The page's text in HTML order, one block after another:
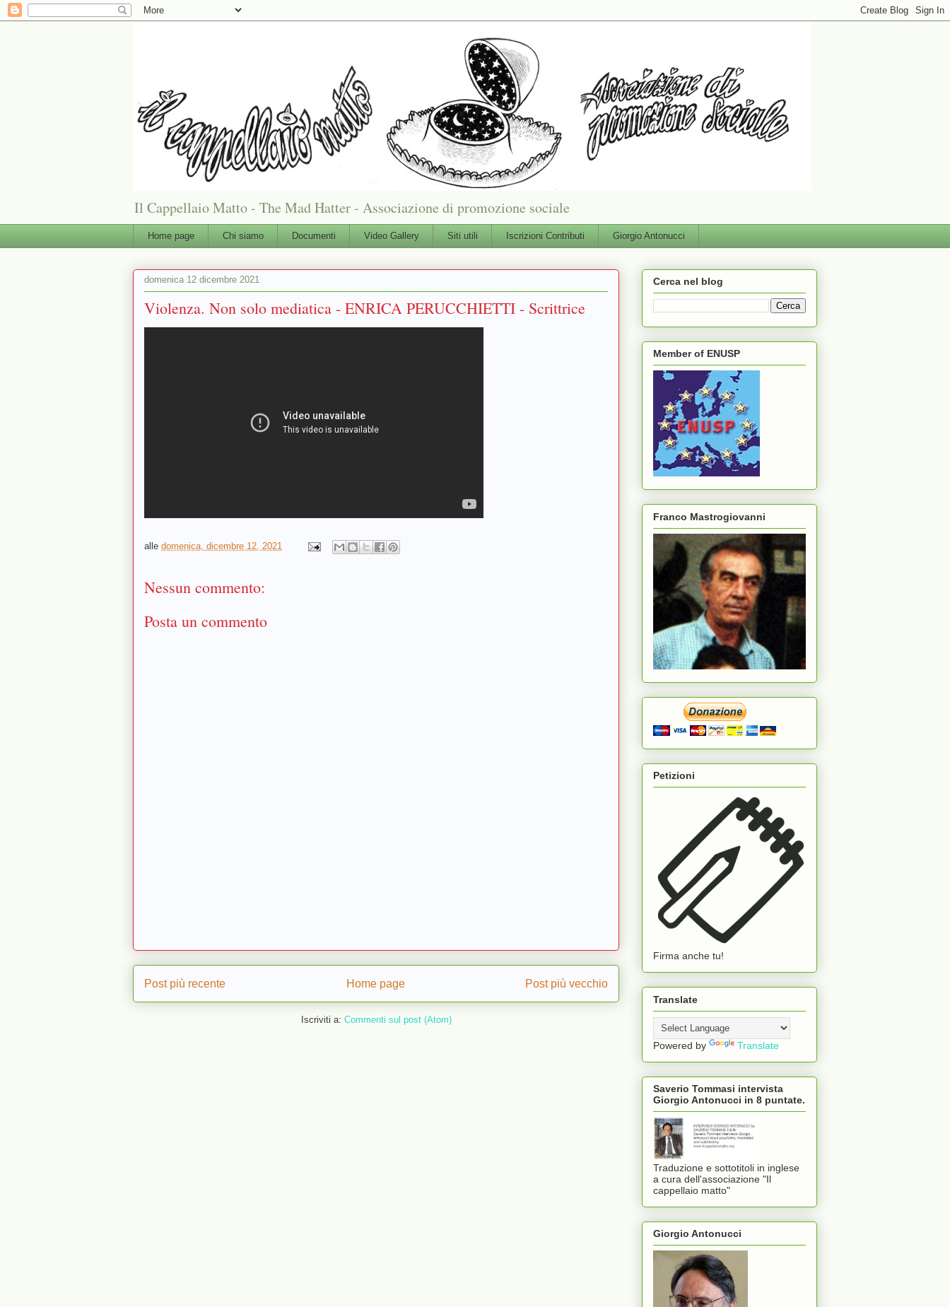
Il Cappellaio Matto - The Mad Hatter - Associazione di promozione sociale
Home page Chi siamo Documenti Video Gallery Siti utili Iscrizioni Contributi Giorgio Antonucci
domenica 12 dicembre 2021
Violenza. Non solo mediatica - ENRICA PERUCCHIETTI - Scrittrice
alle domenica, dicembre 12, 2021
Nessun commento:
Posta un commento
Post più recente Post più vecchio
Home page
Iscriviti a: Commenti sul post (Atom)
Cerca nel blog
Member of ENUSP
Franco Mastrogiovanni
Petizioni
Firma anche tu!
Translate
Powered by Translate
Saverio Tommasi intervista
Giorgio Antonucci in 8 puntate.
Traduzione e sottotitoli in inglese
a cura dell'associazione "Il
cappellaio matto"
Giorgio Antonucci